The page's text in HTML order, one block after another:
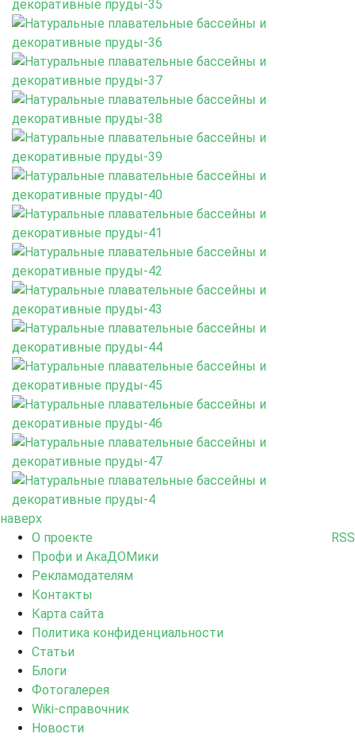
наверх
О проекте
Профи и АкаДОМики
Рекламодателям
Контакты
Карта сайта
Политика конфиденциальности
Статьи
Блоги
Фотогалерея
Wiki-справочник
Новости
RSS